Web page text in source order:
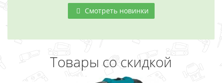
Смотреть новинки
Товары со скидкой